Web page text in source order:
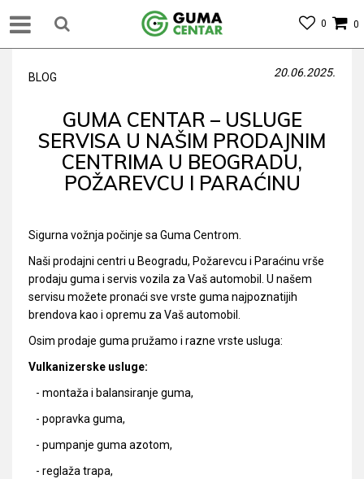
0
0
BLOG 20.06.2025.
GUMA CENTAR – USLUGE
SERVISA U NAŠIM PRODAJNIM
CENTRIMA U BEOGRADU,
POŽAREVCU I PARAĆINU
Sigurna vožnja počinje sa Guma Centrom.
Naši prodajni centri u Beogradu, Požarevcu i Paraćinu vrše
prodaju guma i servis vozila za Vaš automobil. U našem
servisu možete pronaći sve vrste guma najpoznatijih
brendova kao i opremu za Vaš automobil.
Osim prodaje guma pružamo i razne vrste usluga:
Vulkanizerske usluge:
- montaža i balansiranje guma,
- popravka guma,
- pumpanje guma azotom,
- reglaža trapa,